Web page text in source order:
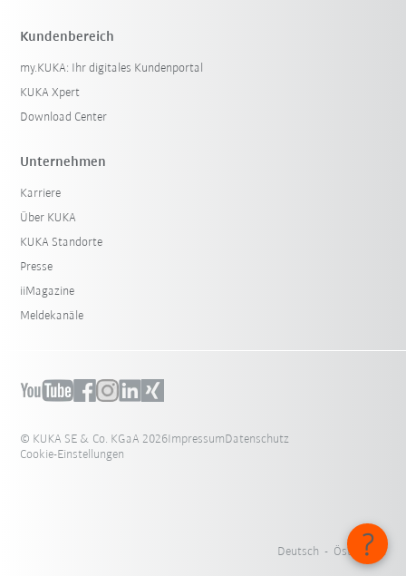
Kundenbereich
my.KUKA: Ihr digitales Kundenportal
KUKA Xpert
Download Center
Unternehmen
Karriere
Über KUKA
KUKA Standorte
Presse
iiMagazine
Meldekanäle
© KUKA SE & Co. KGaA 2026ImpressumDatenschutz
Cookie-Einstellungen
Deutsch - Österreich